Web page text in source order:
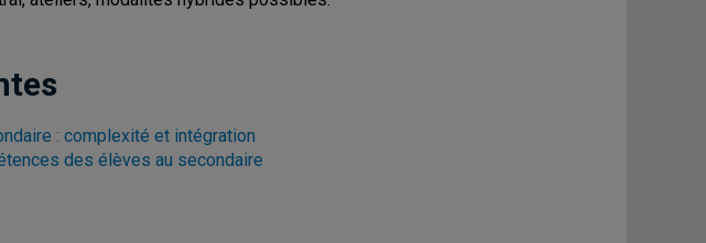
: complexité et intégration
des élèves au secondaire